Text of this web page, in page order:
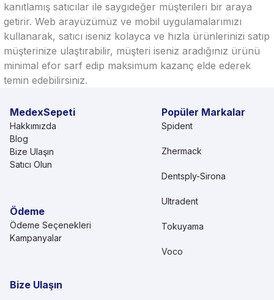
kanıtlamış satıcılar ile saygıdeğer müşterileri bir araya
getirir. Web arayüzümüz ve mobil uygulamalarımızı
kullanarak, satıcı iseniz kolayca ve hızla ürünlerinizi satıp
müşterinize ulaştırabilir, müşteri iseniz aradığınız ürünü
minimal efor sarf edip maksimum kazanç elde ederek
temin edebilirsiniz.
MedexSepeti
Hakkımızda
Blog
Bize Ulaşın
Satıcı Olun
Ödeme
Ödeme Seçenekleri
Kampanyalar
Popüler Markalar
Spident
Zhermack
Dentsply-Sirona
Ultradent
Tokuyama
Voco
Bize Ulaşın